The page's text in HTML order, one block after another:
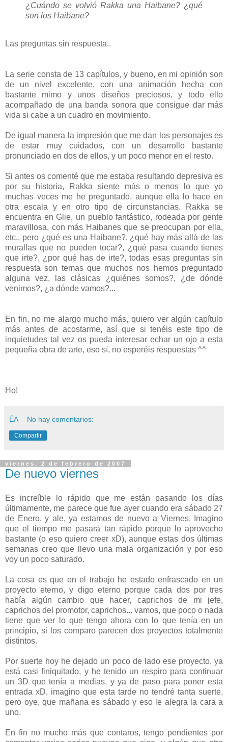
¿Cuándo se volvió Rakka una Haibane? ¿qué
son los Haibane?
Las preguntas sin respuesta..
La serie consta de 13 capítulos, y bueno, en mi opinión son
de un nivel excelente, con una animación hecha con
bastante mimo y unos diseños preciosos, y todo ello
acompañado de una banda sonora que consigue dar más
vida si cabe a un cuadro en movimiento.
De igual manera la impresión que me dan los personajes es
de estar muy cuidados, con un desarrollo bastante
pronunciado en dos de ellos, y un poco menor en el resto.
Si antes os comenté que me estaba resultando depresiva es
por su historia, Rakka siente más o menos lo que yo
muchas veces me he preguntado, aunque ella lo hace en
otra escala y en otro tipo de circunstancias. Rakka se
encuentra en Glie, un pueblo fantástico, rodeada por gente
maravillosa, con más Haibanes que se preocupan por ella,
etc., pero ¿qué es una Haibane?, ¿qué hay más allá de las
murallas que no pueden tocar?, ¿qué pasa cuando tienes
que irte?, ¿por qué has de irte?, todas esas preguntas sin
respuesta son temas que muchos nos hemos preguntado
alguna vez, las clásicas ¿quiénes somos?, ¿de dónde
venimos?, ¿a dónde vamos?...
En fin, no me alargo mucho más, quiero ver algún capítulo
más antes de acostarme, así que si tenéis este tipo de
inquietudes tal vez os pueda interesar echar un ojo a esta
pequeña obra de arte, eso sí, no esperéis respuestas ^^
Ho!
ÉA No hay comentarios:
Compartir
viernes, 2 de febrero de 2007
De nuevo viernes
Es increíble lo rápido que me están pasando los días
últimamente, me parece que fue ayer cuando era sábado 27
de Enero, y ale, ya estamos de nuevo a Viernes. Imagino
que el tiempo me pasará tan rápido porque lo aprovecho
bastante (o eso quiero creer xD), aunque estas dos últimas
semanas creo que llevo una mala organización y por eso
voy un poco saturado.
La cosa es que en el trabajo he estado enfrascado en un
proyecto eterno, y digo eterno porque cada dos por tres
había algún cambio que hacer, caprichos de mi jefe,
caprichos del promotor, caprichos... vamos, que poco o nada
tiene que ver lo que tengo ahora con lo que tenía en un
principio, si los comparo parecen dos proyectos totalmente
distintos.
Por suerte hoy he dejado un poco de lado ese proyecto, ya
está casi finiquitado, y he tenido un respiro para continuar
un 3D que tenía a medias, y ya de paso para poner esta
entrada xD, imagino que esta tarde no tendré tanta suerte,
pero oye, que mañana es sábado y eso le alegra la cara a
uno.
En fin no mucho más que contaros, tengo pendientes por